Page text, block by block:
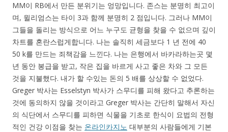
MM이 RB에서 만든 분위기는 엉망입니다. 존스는 분명히 최고이
며, 윌리엄스는 타이 3과 함께 분명히 2 점입니다. 그러나 MM이
그들을 돌리는 방식으로 어느 누구도 균형을 찾을 수 없으며 깊이
차트를 혼란스럽게합니다. 나는 솔직히 세금보다 1 년 전에 40
50 k를 만드는 죄책감을 느낀다. 나는 은행에서 바카라하는곳 몇
년 동안 봉급을 받고, 작은 집을 바르게 사고 좋은 차와 그 모든
것을 지불했다. 내가 할 수있는 돈의 5 배를 상상할 수 없었다.
Greger 박사는 Esselstyn 박사가 스무디를 피해 왔다고 추론하는
것에 동의하지 않을 것이라고 Greger 박사는 간단히 말해서 자신
의 식단에서 스무디를 피하면 식물을 기초로 한식이 요법의 전형
적인 건강 이점을 찾는 온라인카지노 대부분의 사람들에게 기본